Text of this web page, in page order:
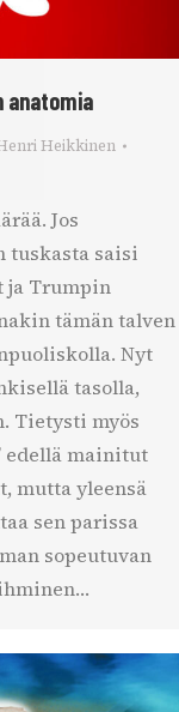
anatomia
Heikkinen
Jos
tuskasta saisi
ja Trumpin
tämän talven
Nyt
tasolla,
Tietysti myös
edellä mainitut
mutta yleensä
sen parissa
sopeutuvan